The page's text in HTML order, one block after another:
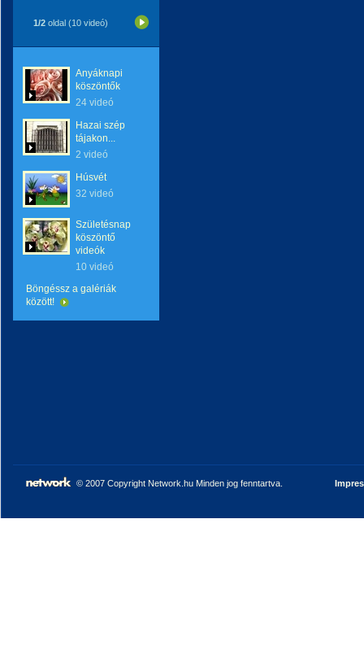
1/2 oldal (10 videó)
Anyáknapi
köszöntők
24 videó
Hazai szép
tájakon...
2 videó
Húsvét
32 videó
Születésnap
köszöntő
videók
10 videó
Böngéssz a galériák
között!
© 2007 Copyright Network.hu Minden jog fenntartva.